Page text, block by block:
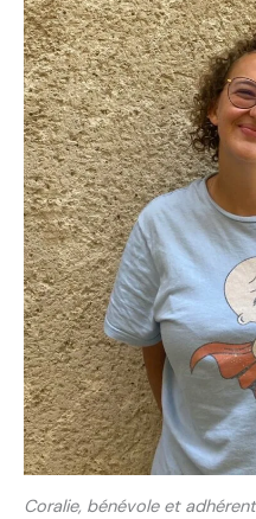
Coralie, bénévole et